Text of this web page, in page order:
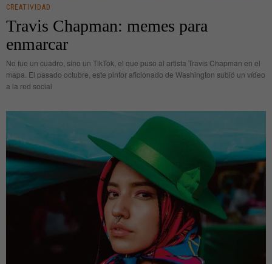
CREATIVIDAD
Travis Chapman: memes para
enmarcar
No fue un cuadro, sino un TikTok, el que puso al artista Travis Chapman en el
mapa. El pasado octubre, este pintor aficionado de Washington subió un vídeo
a la red social